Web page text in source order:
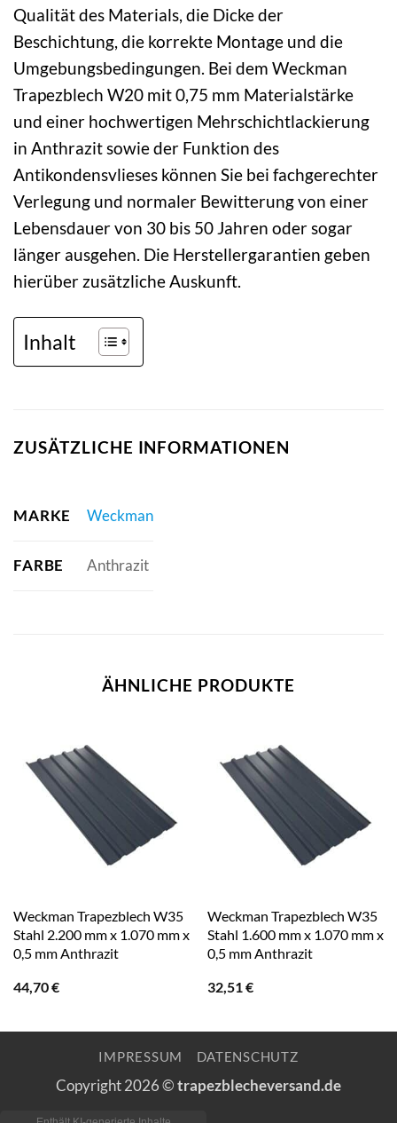
Qualität des Materials, die Dicke der
Beschichtung, die korrekte Montage und die
Umgebungsbedingungen. Bei dem Weckman
Trapezblech W20 mit 0,75 mm Materialstärke
und einer hochwertigen Mehrschichtlackierung
in Anthrazit sowie der Funktion des
Antikondensvlieses können Sie bei fachgerechter
Verlegung und normaler Bewitterung von einer
Lebensdauer von 30 bis 50 Jahren oder sogar
länger ausgehen. Die Herstellergarantien geben
hierüber zusätzliche Auskunft.
Inhalt
ZUSÄTZLICHE INFORMATIONEN
MARKE Weckman
FARBE Anthrazit
ÄHNLICHE PRODUKTE
Weckman Trapezblech W35
Stahl 2.200 mm x 1.070 mm x
0,5 mm Anthrazit
44,70€
Weckman Trapezblech W35
Stahl 1.600 mm x 1.070 mm x
0,5 mm Anthrazit
32,51€
IMPRESSUM DATENSCHUTZ
Copyright 2026 ©trapezblecheversand.de